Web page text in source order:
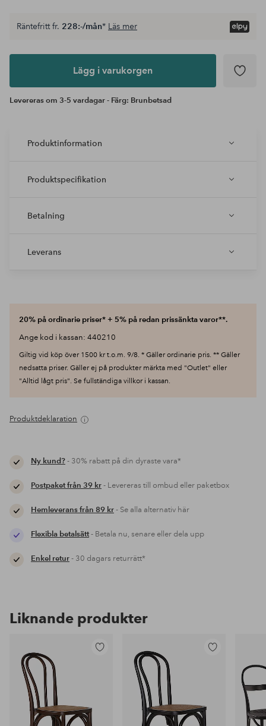
Lägg i
Räntefritt fr. 228:-/mån* Läs mer
Lägg i varukorgen
Levereras om 3-5 vardagar - Färg: Brunbetsad
Produktinformation
Produktspecifikation
Betalning
Leverans
20% på ordinarie priser* + 5% på redan prissänkta varor**.
Ange kod i kassan: 440210
Giltig vid köp över 1500 kr t.o.m. 9/8. * Gäller ordinarie pris. ** Gäller
nedsatta priser. Gäller ej på produkter märkta med "Outlet" eller
"Alltid lågt pris". Se fullständiga villkor i kassan.
Produktdeklaration
Ny kund?- 30% rabatt på din dyraste vara*
Postpaket från 39 kr- Levereras till ombud eller paketbox
Hemleverans från 89 kr- Se alla alternativ här
Flexibla betalsätt- Betala nu, senare eller dela upp
Enkel retur- 30 dagars returrätt*
Liknande produkter